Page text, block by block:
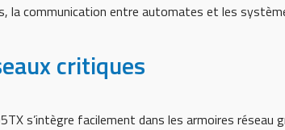
la communication entre automates et les
critiques
s’intègre facilement dans les armoires réseau